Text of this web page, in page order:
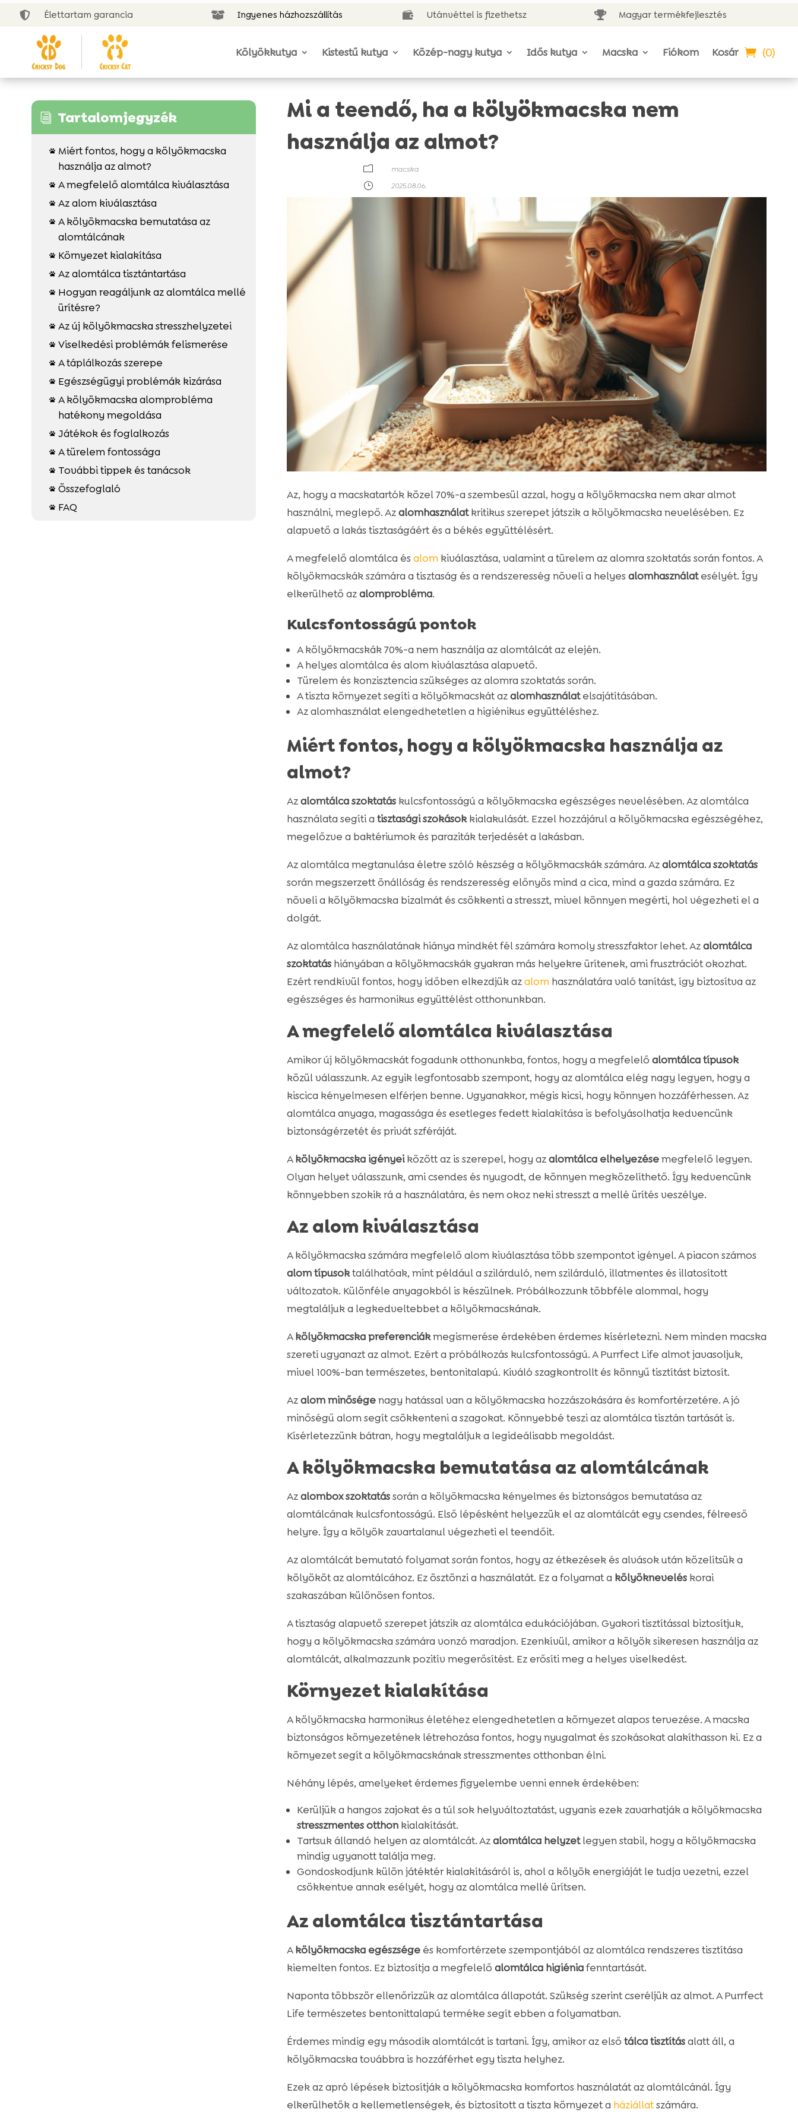
 Élettartam garancia  Ingyenes házhozszállítás  Utánvéttel is fizethetsz  Magyar termékfejlesztés
Kölyökkutya Kistestű kutya Közép-nagy kutya Idős kutya Macska Fiókom Kosár (0)
i Tartalomjegyzék

Miért fontos, hogy a kölyökmacska
használja az almot?
 A megfelelő alomtálca kiválasztása
 Az alom kiválasztása
 A kölyökmacska bemutatása az
alomtálcának
 Környezet kialakítása
 Az alomtálca tisztántartása

Hogyan reagáljunk az alomtálca mellé
ürítésre?
 Az új kölyökmacska stresszhelyzetei
 Viselkedési problémák felismerése
 A táplálkozás szerepe
 Egészségügyi problémák kizárása
 A kölyökmacska alomprobléma
hatékony megoldása
 Játékok és foglalkozás
 A türelem fontossága
 További tippek és tanácsok
 Összefoglaló
 FAQ
Mi a teendő, ha a kölyökmacska nem
használja az almot?
m
macska
}
2025.08.06.
Az, hogy a macskatartók közel 70%-a szembesül azzal, hogy a kölyökmacska nem akar almot
használni, meglepő. Azalomhasználatkritikus szerepet játszik a kölyökmacska nevelésében. Ez
alapvető a lakás tisztaságáért és a békés együttélésért.
A megfelelő alomtálca ésalom kiválasztása, valamint a türelem az alomra szoktatás során fontos. A
kölyökmacskák számára a tisztaság és a rendszeresség növeli a helyesalomhasználatesélyét. Így
elkerülhető azalomprobléma.
Kulcsfontosságú pontok
A kölyökmacskák 70%-a nem használja az alomtálcát az elején.
A helyes alomtálca és alom kiválasztása alapvető.
Türelem és konzisztencia szükséges az alomra szoktatás során.
A tiszta környezet segíti a kölyökmacskát azalomhasználatelsajátításában.
Az alomhasználat elengedhetetlen a higiénikus együttéléshez.
Miért fontos, hogy a kölyökmacska használja az
almot?
Azalomtálca szoktatáskulcsfontosságú a kölyökmacska egészséges nevelésében. Az alomtálca
használata segíti a tisztasági szokásokkialakulását. Ezzel hozzájárul a kölyökmacska egészségéhez,
megelőzve a baktériumok és paraziták terjedését a lakásban.
Az alomtálca megtanulása életre szóló készség a kölyökmacskák számára. Azalomtálca szoktatás
során megszerzett önállóság és rendszeresség előnyös mind a cica, mind a gazda számára. Ez
növeli a kölyökmacska bizalmát és csökkenti a stresszt, mivel könnyen megérti, hol végezheti el a
dolgát.
Az alomtálca használatának hiánya mindkét fél számára komoly stresszfaktor lehet. Azalomtálca
szoktatáshiányában a kölyökmacskák gyakran más helyekre ürítenek, ami frusztrációt okozhat.
Ezért rendkívül fontos, hogy időben elkezdjük azalom használatára való tanítást, így biztosítva az
egészséges és harmonikus együttélést otthonunkban.
A megfelelő alomtálca kiválasztása
Amikor új kölyökmacskát fogadunk otthonunkba, fontos, hogy a megfelelő alomtálca típusok
közül válasszunk. Az egyik legfontosabb szempont, hogy az alomtálca elég nagy legyen, hogy a
kiscica kényelmesen elférjen benne. Ugyanakkor, mégis kicsi, hogy könnyen hozzáférhessen. Az
alomtálca anyaga, magassága és esetleges fedett kialakítása is befolyásolhatja kedvencünk
biztonságérzetét és privát szféráját.
Akölyökmacska igényeiközött az is szerepel, hogy azalomtálca elhelyezésemegfelelő legyen.
Olyan helyet válasszunk, ami csendes és nyugodt, de könnyen megközelíthető. Így kedvencünk
könnyebben szokik rá a használatára, és nem okoz neki stresszt a mellé ürítés veszélye.
Az alom kiválasztása
A kölyökmacska számára megfelelő alom kiválasztása több szempontot igényel. A piacon számos
alom típusoktalálhatóak, mint például a szilárduló, nem szilárduló, illatmentes és illatosított
változatok. Különféle anyagokból is készülnek. Próbálkozzunk többféle alommal, hogy
megtaláljuk a legkedveltebbet a kölyökmacskának.
Akölyökmacska preferenciákmegismerése érdekében érdemes kísérletezni. Nem minden macska
szereti ugyanazt az almot. Ezért a próbálkozás kulcsfontosságú. A Purrfect Life almot javasoljuk,
mivel 100%-ban természetes, bentonitalapú. Kiváló szagkontrollt és könnyű tisztítást biztosít.
Azalom minőségenagy hatással van a kölyökmacska hozzászokására és komfortérzetére. A jó
minőségű alom segít csökkenteni a szagokat. Könnyebbé teszi az alomtálca tisztán tartását is.
Kísérletezzünk bátran, hogy megtaláljuk a legideálisabb megoldást.
A kölyökmacska bemutatása az alomtálcának
Azalombox szoktatássorán a kölyökmacska kényelmes és biztonságos bemutatása az
alomtálcának kulcsfontosságú. Első lépésként helyezzük el az alomtálcát egy csendes, félreeső
helyre. Így a kölyök zavartalanul végezheti el teendőit.
Az alomtálcát bemutató folyamat során fontos, hogy az étkezések és alvások után közelítsük a
kölyököt az alomtálcához. Ez ösztönzi a használatát. Ez a folyamat a kölyökneveléskorai
szakaszában különösen fontos.
A tisztaság alapvető szerepet játszik az alomtálca edukációjában. Gyakori tisztítással biztosítjuk,
hogy a kölyökmacska számára vonzó maradjon. Ezenkívül, amikor a kölyök sikeresen használja az
alomtálcát, alkalmazzunk pozitív megerősítést. Ez erősíti meg a helyes viselkedést.
Környezet kialakítása
A kölyökmacska harmonikus életéhez elengedhetetlen a környezet alapos tervezése. A macska
biztonságos környezetének létrehozása fontos, hogy nyugalmat és szokásokat alakíthasson ki. Ez a
környezet segít a kölyökmacskának stresszmentes otthonban élni.
Néhány lépés, amelyeket érdemes figyelembe venni ennek érdekében:
Kerüljük a hangos zajokat és a túl sok helyváltoztatást, ugyanis ezek zavarhatják a kölyökmacska
stresszmentes otthonkialakítását.
Tartsuk állandó helyen az alomtálcát. Azalomtálca helyzetlegyen stabil, hogy a kölyökmacska
mindig ugyanott találja meg.
Gondoskodjunk külön játéktér kialakításáról is, ahol a kölyök energiáját le tudja vezetni, ezzel
csökkentve annak esélyét, hogy az alomtálca mellé ürítsen.
Az alomtálca tisztántartása
Akölyökmacska egészségeés komfortérzete szempontjából az alomtálca rendszeres tisztítása
kiemelten fontos. Ez biztosítja a megfelelő alomtálca higiéniafenntartását.
Naponta többször ellenőrizzük az alomtálca állapotát. Szükség szerint cseréljük az almot. A Purrfect
Life természetes bentonittalapú terméke segít ebben a folyamatban.
Érdemes mindig egy második alomtálcát is tartani. Így, amikor az első tálca tisztításalatt áll, a
kölyökmacska továbbra is hozzáférhet egy tiszta helyhez.
Ezek az apró lépések biztosítják a kölyökmacska komfortos használatát az alomtálcánál. Így
elkerülhetők a kellemetlenségek, és biztosított a tiszta környezet a háziállatszámára.